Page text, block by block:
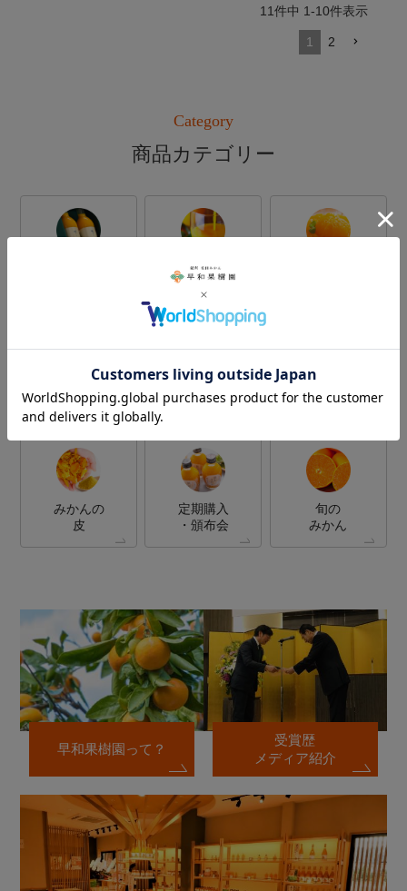
11件中 1-10件表示
1 2
Category
商品カテゴリー
みかん
ジュース
ジャム
調味料
お酒
みかんの
皮
定期購入
・頒布会
旬の
みかん
早和果樹園って？
受賞歴
メディア紹介